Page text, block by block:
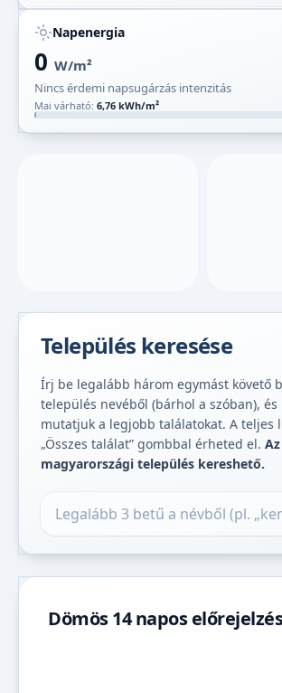
Napenergia
0 W/m²
Nincs érdemi napsugárzás intenzitás
Mai várható: 6,76 kWh/m²
Település keresése
Írj be legalább három egymást követő
település nevéből (bárhol a szóban), és
mutatjuk a legjobb találatokat. A teljes
„Összes találat” gombbal érheted el.
magyarországi település kereshető.
Dömös 14 napos előrejelzés